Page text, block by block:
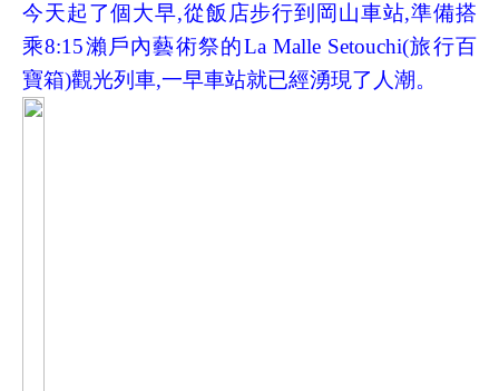
今天起了個大早,從飯店步行到岡山車站,準備搭
乘8:15瀨戶內藝術祭的La Malle Setouchi(旅行百
寶箱)觀光列車,一早車站就已經湧現了人潮。